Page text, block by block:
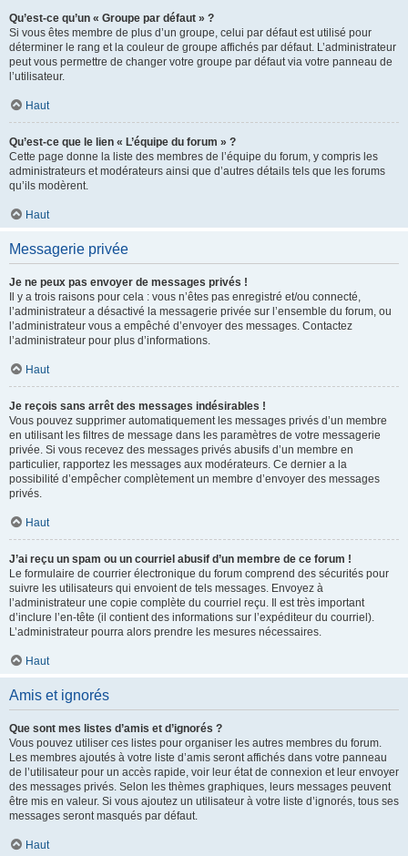
Qu’est-ce qu’un « Groupe par défaut » ?
Si vous êtes membre de plus d’un groupe, celui par défaut est utilisé pour
déterminer le rang et la couleur de groupe affichés par défaut. L’administrateur
peut vous permettre de changer votre groupe par défaut via votre panneau de
l’utilisateur.
Haut
Qu’est-ce que le lien « L’équipe du forum » ?
Cette page donne la liste des membres de l’équipe du forum, y compris les
administrateurs et modérateurs ainsi que d’autres détails tels que les forums
qu’ils modèrent.
Haut
Messagerie privée
Je ne peux pas envoyer de messages privés !
Il y a trois raisons pour cela : vous n’êtes pas enregistré et/ou connecté,
l’administrateur a désactivé la messagerie privée sur l’ensemble du forum, ou
l’administrateur vous a empêché d’envoyer des messages. Contactez
l’administrateur pour plus d’informations.
Haut
Je reçois sans arrêt des messages indésirables !
Vous pouvez supprimer automatiquement les messages privés d’un membre
en utilisant les filtres de message dans les paramètres de votre messagerie
privée. Si vous recevez des messages privés abusifs d’un membre en
particulier, rapportez les messages aux modérateurs. Ce dernier a la
possibilité d’empêcher complètement un membre d’envoyer des messages
privés.
Haut
J’ai reçu un spam ou un courriel abusif d’un membre de ce forum !
Le formulaire de courrier électronique du forum comprend des sécurités pour
suivre les utilisateurs qui envoient de tels messages. Envoyez à
l’administrateur une copie complète du courriel reçu. Il est très important
d’inclure l’en-tête (il contient des informations sur l’expéditeur du courriel).
L’administrateur pourra alors prendre les mesures nécessaires.
Haut
Amis et ignorés
Que sont mes listes d’amis et d’ignorés ?
Vous pouvez utiliser ces listes pour organiser les autres membres du forum.
Les membres ajoutés à votre liste d’amis seront affichés dans votre panneau
de l’utilisateur pour un accès rapide, voir leur état de connexion et leur envoyer
des messages privés. Selon les thèmes graphiques, leurs messages peuvent
être mis en valeur. Si vous ajoutez un utilisateur à votre liste d’ignorés, tous ses
messages seront masqués par défaut.
Haut